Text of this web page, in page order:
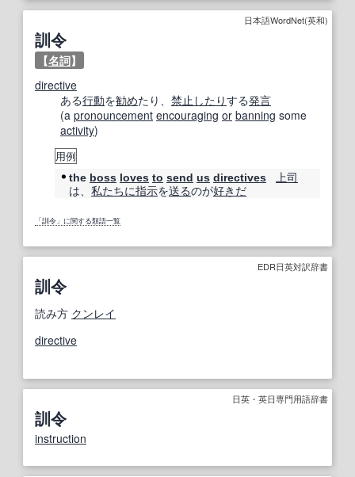
日本語WordNet(英和)
訓令
【名詞】
directive
ある行動を勧めたり、 禁止 したりする発言
(a pronouncement encouraging or banning some
activity)
用例
the boss loves to send us directives
上司
は、 私たちに指示を送るのが好きだ
「訓令」に関する類語一覧
EDR日英対訳辞書
訓令
読み方 クンレイ
directive
日英・英日専門用語辞書
訓令
instruction